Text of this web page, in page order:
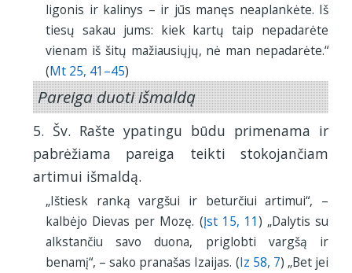
ligonis ir kalinys – ir jūs manęs neaplankėte. Iš
tiesų sakau jums: kiek kartų taip nepadarėte
vienam iš šitų mažiausiųjų, nė man nepadarėte.“
(Mt 25, 41–45)
Pareiga duoti išmaldą
5. Šv. Rašte ypatingu būdu primenama ir
pabrėžiama pareiga teikti stokojančiam
artimui išmaldą.
„Ištiesk ranką vargšui ir beturčiui artimui“, –
kalbėjo Dievas per Mozę. (Įst 15, 11) „Dalytis su
alkstančiu savo duona, priglobti vargšą ir
benamį“, – sako pranašas Izaijas. (Iz 58, 7) „Bet jei